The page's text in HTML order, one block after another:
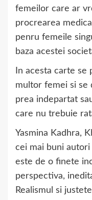
femeilor care ar
procrearea
penru femeile
baza acestei
In acesta carte
multor femei si se
prea indepartat
care nu trebuie
Yasmina Kadhra,
cei mai buni
este de o finete
perspectiva,
Realismul si